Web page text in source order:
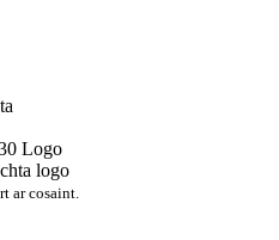
ar cosaint.